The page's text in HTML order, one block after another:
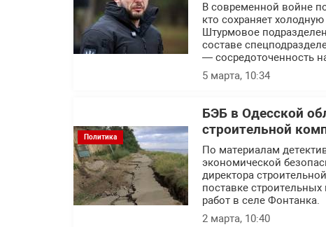
В современной войне
кто сохраняет
Штурмовое
составе
— сосредоточенность
5 марта, 10:34
Политика
БЭБ в Одесской
строительной
По материалам
экономической
директора
поставке
работ в селе Фонтанка.
2 марта, 10:40